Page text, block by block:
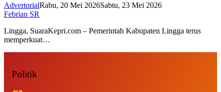
AdvertorialRabu, 20 Mei 2026Sabtu, 23 Mei 2026
Febrian SR
Lingga, SuaraKepri.com – Pemerintah Kabupaten Lingga terus
memperkuat…
Politik